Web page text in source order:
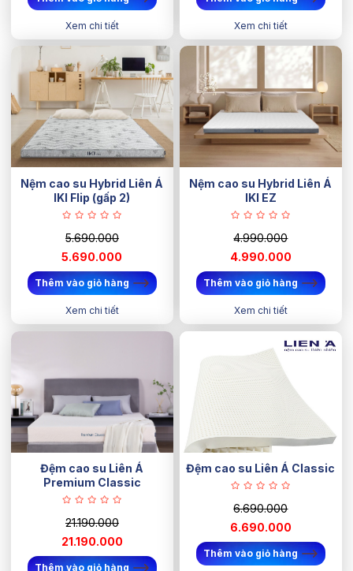
Xem chi tiết Xem chi tiết
Nệm cao su Hybrid Liên Á
IKI Flip (gấp 2)
5.690.000
5.690.000
Thêm vào giỏ hàng
Xem chi tiết
Nệm cao su Hybrid Liên Á
IKI EZ
4.990.000
4.990.000
Thêm vào giỏ hàng
Xem chi tiết
Đệm cao su Liên Á
Premium Classic
21.190.000
21.190.000
Thêm vào giỏ hàng
Đệm cao su Liên Á Classic
6.690.000
6.690.000
Thêm vào giỏ hàng